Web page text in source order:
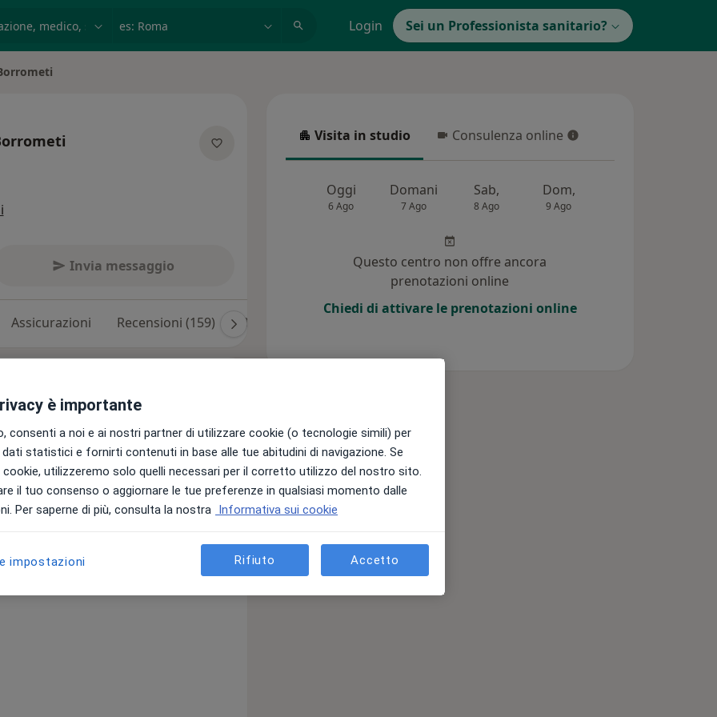
Login Sei un Professionista sanitario?
Invia messaggio
Assicurazioni Recensioni (159) Risposte ai pazienti (1)
studi di Messina. Perfezionata in
di Milano. Dottore di Ricerca
di diverse Borse di studio e di
dei Docenti di Odontoiatria. Nella
competenze in ogni campo
quali l'implantologia guidata
fissi di ultima generazione senza
Visita in studio
Visita in studio Consulenza online
Consulenza online
Oggi
6 Ago
Domani
7 Ago
Sab,
8 Ago
Dom,
9 Ago
Questo centro non offre ancora
prenotazioni online
Chiedi di attivare le prenotazioni online
è importante
consenti a noi e ai nostri partner di utilizzare cookie (o tecnologie simili) per
statistici e fornirti contenuti in base alle tue abitudini di navigazione. Se
utilizzeremo solo quelli necessari per il corretto utilizzo del nostro sito.
il tuo consenso o aggiornare le tue preferenze in qualsiasi momento dalle
Per saperne di più, consulta la nostra Informativa sui cookie
impostazioni Rifiuto Accetto